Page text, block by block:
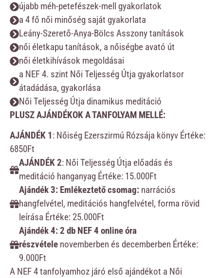
újabb méh-petefészek-mell gyakorlatok
a 4 fő női minőség saját gyakorlata
Leány-Szerető-Anya-Bölcs Asszony tanítások
női életkapu tanítások, a nőiségbe avató út
női életkihívások megoldásai
a NEF 4. szint Női Teljesség Útja gyakorlatsor
átadádása, gyakorlása
Női Teljesség Útja dinamikus meditáció
PLUSZ AJÁNDÉKOK A TANFOLYAM MELLÉ:
AJÁNDÉK 1: Nőiség Ezerszirmú Rózsája könyv Értéke:
6850Ft
AJÁNDÉK 2: Női Teljesség Útja előadás és
meditáció hanganyag Értéke: 15.000Ft
Ajándék 3: Emlékeztető csomag: narrációs
hangfelvétel, meditációs hangfelvétel, forma rövid
leírása Értéke: 25.000Ft
Ajándék 4: 2 db NEF 4 online óra
részvétele novemberben és decemberben Értéke:
9.000Ft
A NEF 4 tanfolyamhoz járó első ajándékot a Női